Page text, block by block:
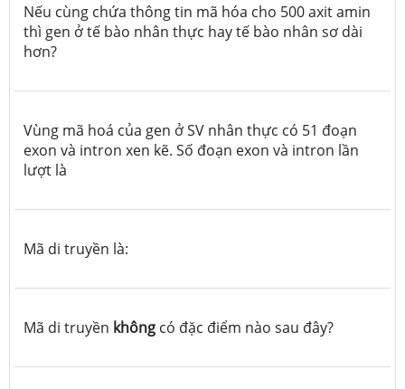
Nếu cùng chứa thông tin mã hóa cho 500 axit amin
thì gen ở tế bào nhân thực hay tế bào nhân sơ dài
hơn?
Vùng mã hoá của gen ở SV nhân thực có 51 đoạn
exon và intron xen kẽ. Số đoạn exon và intron lần
lượt là
Mã di truyền là:
Mã di truyền không có đặc điểm nào sau đây?